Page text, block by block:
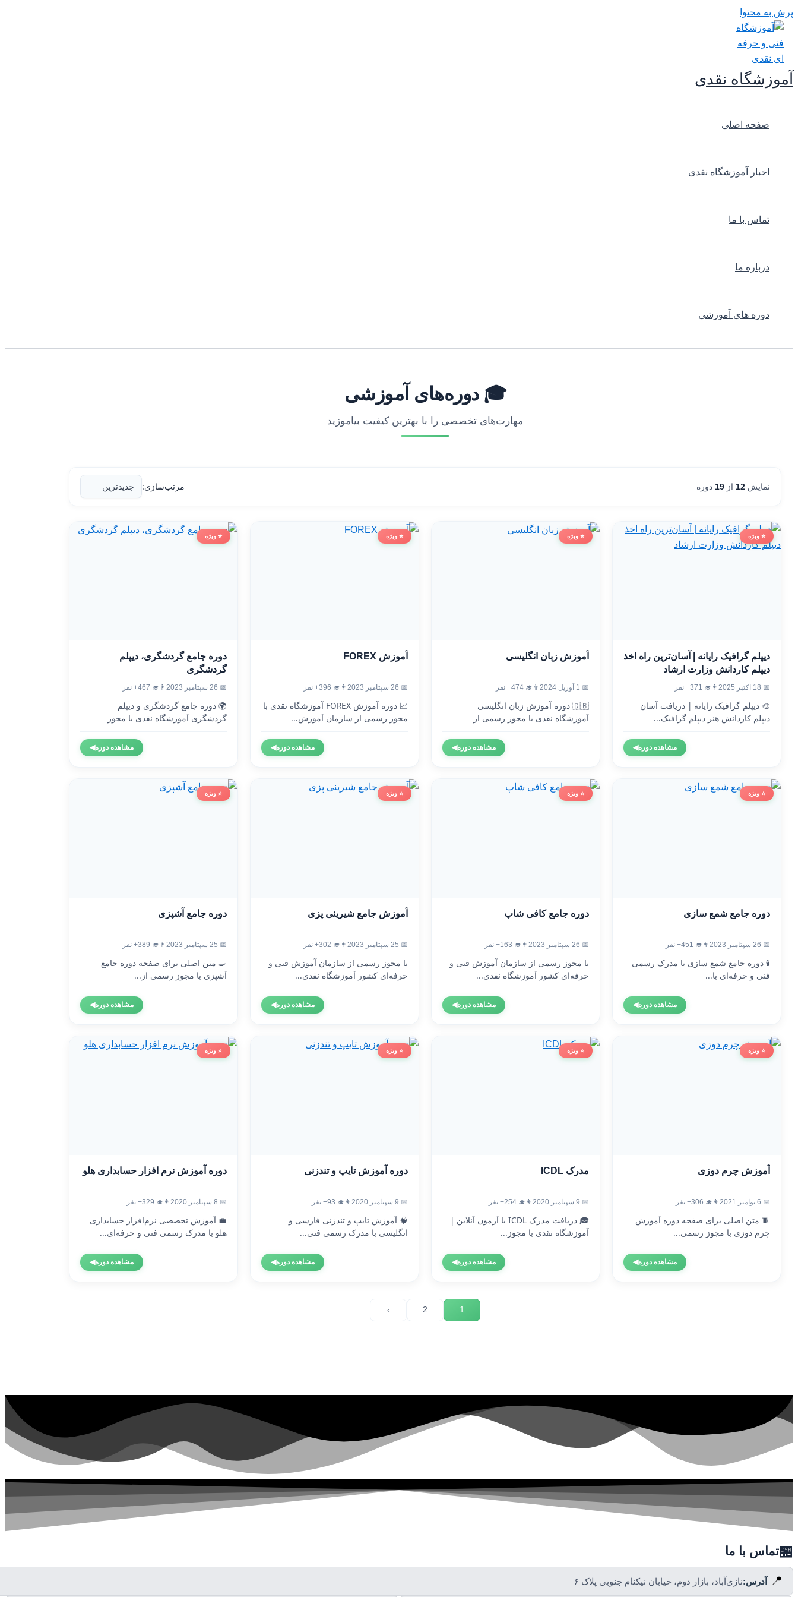
پرش به محتوا
آموزشگاه نقدی
صفحه اصلی
اخبار آموزشگاه نقدی
تماس با ما
درباره ما
دوره های آموزشی
🎓 دوره‌های آموزشی
مهارت‌های تخصصی را با بهترین کیفیت بیاموزید
نمایش 12 از 19 دوره مرتب‌سازی:
⭐ ویژه
دیپلم گرافیک رایانه | آسان‌ترین راه اخذ
دیپلم کاردانش وزارت ارشاد
📅 18 اکتبر 2025 👨‍🎓 371+ نفر
🎨 دیپلم گرافیک رایانه | دریافت آسان
دیپلم کاردانش هنر دیپلم گرافیک...
مشاهده دوره◀
⭐ ویژه
آموزش زبان انگلیسی
📅 1 آوریل 2024 👨‍🎓 474+ نفر
🇬🇧 دوره آموزش زبان انگلیسی
آموزشگاه نقدی با مجوز رسمی از
مشاهده دوره◀
⭐ ویژه
آموزش FOREX
📅 26 سپتامبر 2023 👨‍🎓 396+ نفر
📈 دوره آموزش FOREX آموزشگاه نقدی با
مجوز رسمی از سازمان آموزش...
مشاهده دوره◀
⭐ ویژه
دوره جامع گردشگری، دیپلم
گردشگری
📅 26 سپتامبر 2023 👨‍🎓 467+ نفر
🌍 دوره جامع گردشگری و دیپلم
گردشگری آموزشگاه نقدی با مجوز
مشاهده دوره◀
⭐ ویژه
دوره جامع شمع سازی
📅 26 سپتامبر 2023 👨‍🎓 451+ نفر
🕯️ دوره جامع شمع سازی با مدرک رسمی
فنی و حرفه‌ای با...
مشاهده دوره◀
⭐ ویژه
دوره جامع کافی شاپ
📅 26 سپتامبر 2023 👨‍🎓 163+ نفر
با مجوز رسمی از سازمان آموزش فنی و
حرفه‌ای کشور آموزشگاه نقدی...
مشاهده دوره◀
⭐ ویژه
آموزش جامع شیرینی پزی
📅 25 سپتامبر 2023 👨‍🎓 302+ نفر
با مجوز رسمی از سازمان آموزش فنی و
حرفه‌ای کشور آموزشگاه نقدی...
مشاهده دوره◀
⭐ ویژه
دوره جامع آشپزی
📅 25 سپتامبر 2023 👨‍🎓 389+ نفر
🍳 متن اصلی برای صفحه دوره جامع
آشپزی با مجوز رسمی از...
مشاهده دوره◀
⭐ ویژه
آموزش چرم دوزی
📅 6 نوامبر 2021 👨‍🎓 306+ نفر
🧵 متن اصلی برای صفحه دوره آموزش
چرم دوزی با مجوز رسمی...
مشاهده دوره◀
⭐ ویژه
مدرک ICDL
📅 9 سپتامبر 2020 👨‍🎓 254+ نفر
🎓 دریافت مدرک ICDL با آزمون آنلاین |
آموزشگاه نقدی با مجوز...
مشاهده دوره◀
⭐ ویژه
دوره آموزش تایپ و تندزنی
📅 9 سپتامبر 2020 👨‍🎓 93+ نفر
🧠 آموزش تایپ و تندزنی فارسی و
انگلیسی با مدرک رسمی فنی...
مشاهده دوره◀
⭐ ویژه
دوره آموزش نرم افزار حسابداری هلو
📅 8 سپتامبر 2020 👨‍🎓 329+ نفر
💼 آموزش تخصصی نرم‌افزار حسابداری
هلو با مدرک رسمی فنی و حرفه‌ای...
مشاهده دوره◀
1
2
›
🏪تماس با ما
📍 آدرس:نازی‌آباد، بازار دوم، خیابان نیکنام جنوبی پلاک ۶